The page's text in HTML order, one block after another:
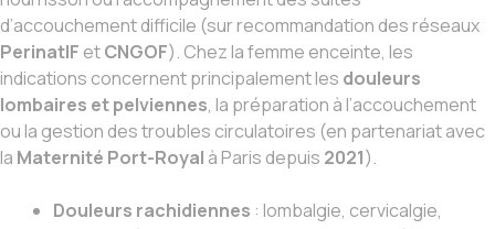
d’accouchement difficile (sur recommandation des réseaux
PerinatIF etCNGOF). Chez la femme enceinte, les
indications concernent principalement les douleurs
lombaires et pelviennes, la préparation à l’accouchement
ou la gestion des troubles circulatoires (en partenariat avec
la Maternité Port-Royal à Paris depuis 2021).
Douleurs rachidiennes : lombalgie, cervicalgie,